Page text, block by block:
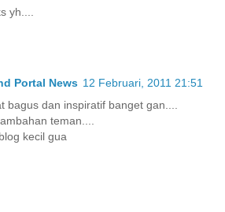
yh....
Portal News 12 Februari, 2011 21:51
bagus dan inspiratif banget gan....
teman....
kecil gua